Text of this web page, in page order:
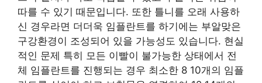
따를 수 있기 때문입니다. 또한 틀니를 오래 사용하
신 경우라면 더더욱 임플란트를 하기에는 부알맞은
구강환경이 조성되어 있을 가능성도 있습니다. 현실
적인 문제 특히 모든 이빨이 불가능한 상태에서 전
체 임플란트를 진행되는 경우 최소한 8 10개의 임플